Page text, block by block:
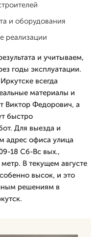
и оборудования
реализации
и учитываем,
годы эксплуатации.
всегда
материалы и
Виктор Федорович, а
быстро
Для выезда и
адрес офиса улица
18 Сб-Вс вых.,
В текущем августе
высок, и это
решениям в